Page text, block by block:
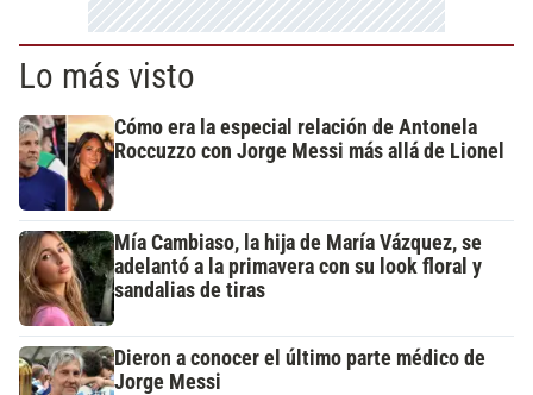
Lo más visto
Cómo era la especial relación de Antonela
Roccuzzo con Jorge Messi más allá de Lionel
Mía Cambiaso, la hija de María Vázquez, se
adelantó a la primavera con su look floral y
sandalias de tiras
Dieron a conocer el último parte médico de
Jorge Messi